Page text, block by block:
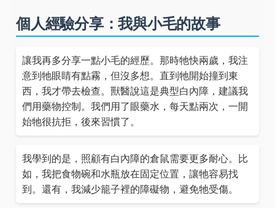
個人經驗分享：我與小毛的故事
讓我再多分享一點小毛的經歷。那時牠快兩歲，我注
意到牠眼睛有點霧，但沒多想。直到牠開始撞到東
西，我才帶去檢查。獸醫說這是典型白內障，建議我
們用藥物控制。我們用了眼藥水，每天點兩次，一開
始牠很抗拒，後來習慣了。
我學到的是，照顧有白內障的倉鼠需要更多耐心。比
如，我把食物碗和水瓶放在固定位置，讓牠容易找
到。還有，我減少籠子裡的障礙物，避免牠受傷。